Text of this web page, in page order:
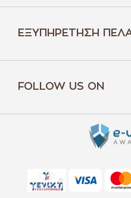
ΕΞΥΠΗΡΈΤΗΣΗ
FOLLOW US ON